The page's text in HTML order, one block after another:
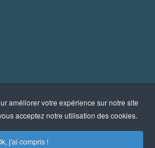
améliorer votre expérience sur notre site
acceptez notre utilisation des cookies.
j'ai compris !